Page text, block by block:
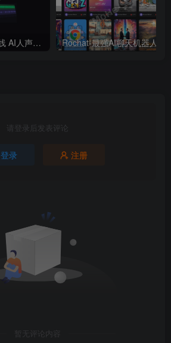
VocalRemover – 在线 AI人声分离 人声消除和隔离工具
请登录后发表评论
登录 注册
暂无评论内容